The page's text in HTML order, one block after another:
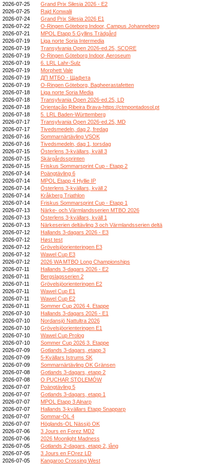
2026-07-25
Grand Prix Silesia 2026 - E2
2026-07-25
Rajd Konwalii
2026-07-24
Grand Prix Silesia 2026 E1
2026-07-22
O-Ringen Göteborg Indoor, Campus Johanneberg
2026-07-21
MPOL Etapp 5 Gyllins Trädgård
2026-07-19
Liga norte Soria Intermedia
2026-07-19
Transylvania Open 2026-ed.25, SCORE
2026-07-19
O-Ringen Göteborg Indoor, Aeroseum
2026-07-19
6. LRL Lahr-Sulz
2026-07-19
Morphett Vale
2026-07-19
ДП МТБО - Щафета
2026-07-19
O-Ringen Göteborg, Bagheerastafetten
2026-07-18
Liga norte Soria Media
2026-07-18
Transylvania Open 2026-ed.25, LD
2026-07-18
Orientação Ribeira Brava-https://ctmpontadosol.pt
2026-07-18
5. LRL Baden-Württemberg
2026-07-17
Transylvania Open 2026-ed.25, MD
2026-07-17
Tivedsmedeln, dag 2, fredag
2026-07-16
Sommarnärtävling VSOK
2026-07-16
Tivedsmedeln, dag 1, torsdag
2026-07-15
Österlens 3-kvällars, kväll 3
2026-07-15
Skärgårdssprinten
2026-07-15
Friskus Sommarsprint Cup - Etapp 2
2026-07-14
Poängtävling 6
2026-07-14
MPOL Etapp 4 Hyllie IP
2026-07-14
Österlens 3-kvällars, kväll 2
2026-07-14
Kråkberg Triathlon
2026-07-14
Friskus Sommarsprint Cup - Etapp 1
2026-07-13
Närke- och Värmlandsserien MTBO 2026
2026-07-13
Österlens 3-kvällars, kväll 1
2026-07-13
Närkeserien deltävling 3 och Värmlandsserien deltä
2026-07-12
Hallands 3-dagars 2026 - E3
2026-07-12
Høst test
2026-07-12
Grövelsjöorienteringen E3
2026-07-12
Wawel Cup E3
2026-07-12
2026 WA MTBO Long Championships
2026-07-11
Hallands 3-dagars 2026 - E2
2026-07-11
Bergslagsserien 2
2026-07-11
Grövelsjöorienteringen E2
2026-07-11
Wawel Cup E1
2026-07-11
Wawel Cup E2
2026-07-11
Sommer Cup 2026 4. Etappe
2026-07-10
Hallands 3-dagars 2026 - E1
2026-07-10
Nordansjö Nattultra 2026
2026-07-10
Grövelsjöorienteringen E1
2026-07-10
Wawel Cup Prolog
2026-07-10
Sommer Cup 2026 3. Etappe
2026-07-09
Gotlands 3-dagars, etapp 3
2026-07-09
5-Kvällars Istrums SK
2026-07-09
Sommarnärtävling OK Gränsen
2026-07-08
Gotlands 3-dagars, etapp 2
2026-07-08
O PUCHAR STOLEMÓW
2026-07-07
Poängtävling 5
2026-07-07
Gotlands 3-dagars, etapp 1
2026-07-07
MPOL Etapp 3 Alnarp
2026-07-07
Hallands 3-kvällars Etapp Snapparp
2026-07-07
Sommar-OL 4
2026-07-07
Höglands-OL Nässjö OK
2026-07-06
3 Jours en Forez MD2
2026-07-06
2026 Moonlight Madness
2026-07-05
Gotlands 2-dagars, etapp 2, lång
2026-07-05
3 Jours en FOrez LD
2026-07-05
Kangaroo Crossing West